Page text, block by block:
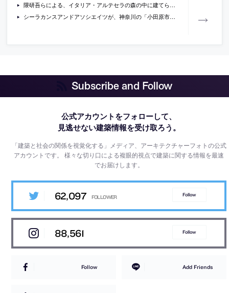
隈研吾らによる、イタリア・アルテセラの森の中に建てられた、カラマツの無垢材製のパヴィリオン「Kodama」の写真
シーラカンスアンドアソシエイツが、神奈川の「小田原市消防庁舎再整備」プロポで最優秀者に
Subscribe and Follow
公式アカウントをフォローして、
見逃せない建築情報を受け取ろう。
「建築と社会の関係を視覚化する」メディア、アーキテクチャーフォトの公式
アカウントです。様々な切り口による複眼的視点で建築に関する情報を最速
でお届けします。
62,097 Follow
88,561 Follow
Follow Add Friends